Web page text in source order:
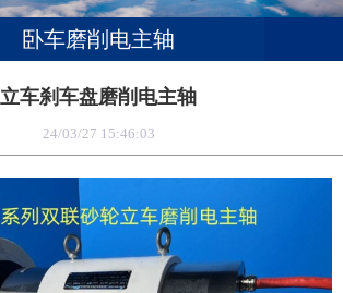
卧车磨削电主轴
立车刹车盘磨削电主轴
24/03/27 15:46:03